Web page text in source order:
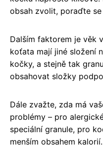
obsah zvolit, poraďte se
Dalším faktorem je věk
koťata mají jiné složení
kočky, a stejně tak
obsahovat složky
Dále zvažte, zda má
problémy – pro
speciální granule, pro
menším obsahem kalorií.